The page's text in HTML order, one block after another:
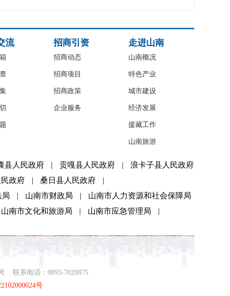
流 招商引资
招商动态
招商项目
招商政策
企业服务
走进山南
山南概况
特色产业
城市建设
经济发展
援藏工作
山南旅游
县人民政府 | 贡嘎县人民政府 |
浪卡子县人民政府
政府 | 桑日县人民政府
|
局 | 山南市财政局 |
山南市人力资源和社会保障局
山南市文化和旅游局 | 山南市应急管理局
|
联系电话：0893-7820875
号